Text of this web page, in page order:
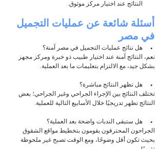
النتائج عند اختيار مركز موثوق.
أسئلة شائعة عن عمليات التجميل
في مصر
هل نتائج عمليات التجميل في مصر آمنة؟
نعم، النتائج آمنة عند اختيار طبيب ذو خبرة ومركز مجهز
بشكل جيد، مع الالتزام بتعليمات ما بعد العملية.
هل تظهر النتائج مباشرة؟
تختلف النتائج بين الإجراء الجراحي وغير الجراحي؛ بعض
النتائج تظهر تدريجيًا خلال الأسابيع التالية للعملية.
هل ستبقى الندبات واضحة بعد العملية؟
الجراحون المحترفون يقومون بتخطيط مواقع الشقوق
بحيث تكون أقل وضوحًا، ومع الوقت تصبح غير ملحوظة